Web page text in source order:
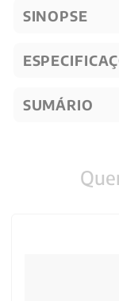
SINOPSE
SUMÁRIO